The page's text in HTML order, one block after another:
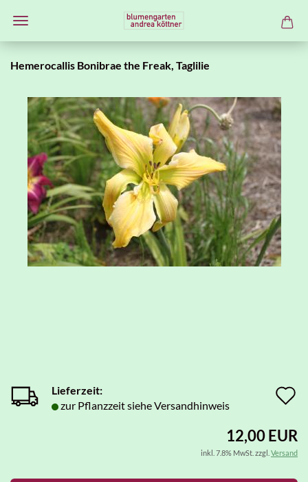
Hemerocallis Bonibrae the Freak, Taglilie
Lieferzeit:
zur Pflanzzeit siehe Versandhinweis
12,00 EUR
inkl. 7.8% MwSt. zzgl. Versand